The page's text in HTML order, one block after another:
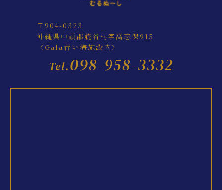
〒904-0323
沖縄県中頭郡読谷村字高志保915
〈Gala青い海施設内〉
Tel.098-958-3332